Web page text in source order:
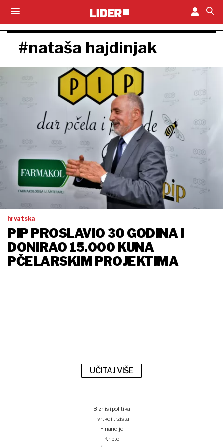
#nataša hajdinjak
hrvatska
PIP PROSLAVIO 30 GODINA I
DONIRAO 15.000 KUNA
PČELARSKIM PROJEKTIMA
UČITAJ VIŠE
Biznis i politika
Tvrtke i tržišta
Financije
Kripto